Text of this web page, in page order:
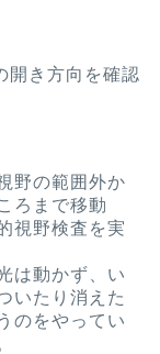
開き方向を確認
野の範囲外か
ろまで移動
視野検査を実
は動かず、い
いたり消えた
のをやってい